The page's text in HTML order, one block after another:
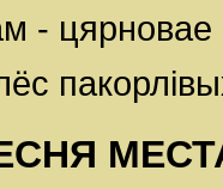
- цярновае